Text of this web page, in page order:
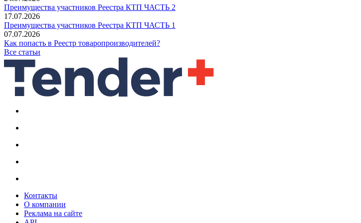
Преимущества участников Реестра КТП ЧАСТЬ 2
17.07.2026
Преимущества участников Реестра КТП ЧАСТЬ 1
07.07.2026
Как попасть в Реестр товаропроизводителей?
Все статьи
Контакты
О компании
Реклама на сайте